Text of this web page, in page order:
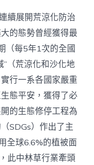
國
管
理：
中
國
查
包
養
網
心
得
荒
涼
化
防
續展開荒涼化防治
的態勢曾經獲得最
（每5年1次的全國
（荒涼化和沙化地
行一系各國家嚴重
態平安，獲得了必
的生態修停工程為
SDGs）作出了主
全球6.6%的植被面
此中林草行業牽頭